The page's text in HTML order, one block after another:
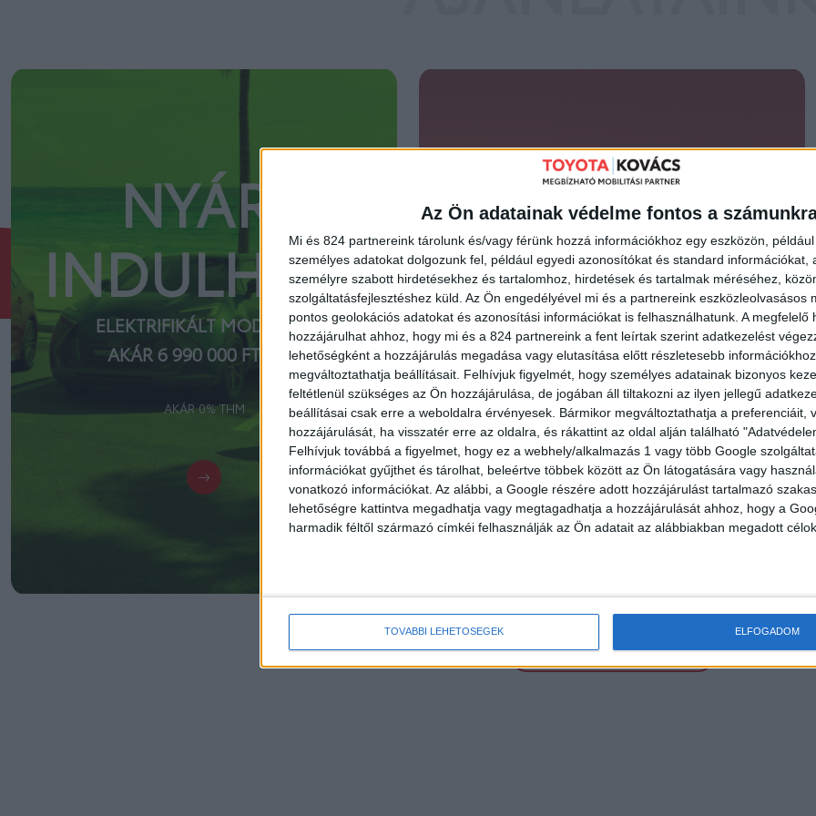
Az Ön adatainak védelme fontos a
Mi és 824 partnereink tárolunk és/vagy férünk hozzá információkhoz egy eszközön,
személyes adatokat dolgozunk fel, például egyedi azonosítókat és standard információkat,
személyre szabott hirdetésekhez és tartalomhoz, hirdetések és tartalmak méréséhez,
szolgáltatásfejlesztéshez küld. Az Ön engedélyével mi és a partnereink eszközleolvasásos
pontos geolokációs adatokat és azonosítási információkat is felhasználhatunk. A megfelelő
hozzájárulhat ahhoz, hogy mi és a 824 partnereink a fent leírtak szerint adatkezelést
lehetőségként a hozzájárulás megadása vagy elutasítása előtt részletesebb
megváltoztathatja beállításait. Felhívjuk figyelmét, hogy személyes adatainak bizonyos
feltétlenül szükséges az Ön hozzájárulása, de jogában áll tiltakozni az ilyen jellegű
beállításai csak erre a weboldalra érvényesek. Bármikor megváltoztathatja a preferenciáit,
hozzájárulását, ha visszatér erre az oldalra, és rákattint az oldal alján található
Felhívjuk továbbá a figyelmet, hogy ez a webhely/alkalmazás 1 vagy több Google
információkat gyűjthet és tárolhat, beleértve többek között az Ön látogatására vagy
vonatkozó információkat. Az alábbi, a Google részére adott hozzájárulást tartalmazó
lehetőségre kattintva megadhatja vagy megtagadhatja a hozzájárulását ahhoz, hogy a
harmadik féltől származó címkéi felhasználják az Ön adatait az alábbiakban megadott
TOVÁBBI LEHETŐSÉGEK ELFOGADOM
NYÁR.
INDULHAT?
ELEKTRIFIKÁLT MODELLEK
AKÁR 6 990 000 FT-TÓL
AKÁR 0% THM
SPECIÁLIS
HASZON-
GÉPJÁRMŰ
AJÁNLATOK
EGYÉNI VÁLLALKOZÓK ÉS KAMARAI TAGOK RÉSZÉRE
TOVÁBBI AJÁNLATAINK